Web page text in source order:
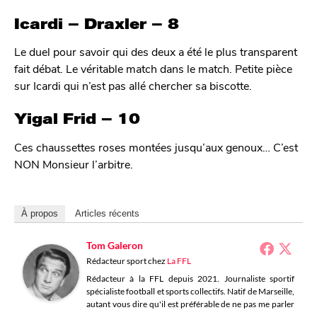
Icardi – Draxler – 8
Le duel pour savoir qui des deux a été le plus transparent
fait débat. Le véritable match dans le match. Petite pièce
sur Icardi qui n’est pas allé chercher sa biscotte.
Yigal Frid – 10
Ces chaussettes roses montées jusqu’aux genoux… C’est
NON Monsieur l’arbitre.
À propos Articles récents
Tom Galeron
Rédacteur sportchez La FFL
Rédacteur à la FFL depuis 2021. Journaliste sportif
spécialiste football et sports collectifs. Natif de Marseille,
autant vous dire qu'il est préférable de ne pas me parler